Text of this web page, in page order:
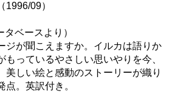
1996/09）
ベースより）
ジが聞こえますか。イルカは語りか
もっているやさしい思いやりを今、
美しい絵と感動のストーリーが織り
点。英訳付き。